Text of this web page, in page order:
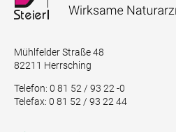
Mühlfelder Straße 48
82211 Herrsching
Telefon: 0 81 52 / 93 22 -0
Telefax: 0 81 52 / 93 22 44